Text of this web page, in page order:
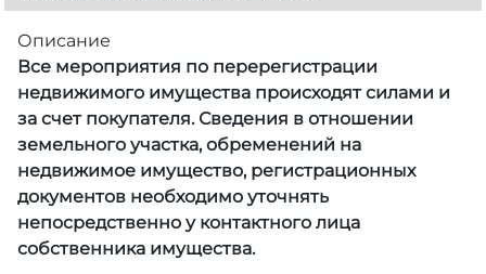
Описание
Все мероприятия по перерегистрации
недвижимого имущества происходят силами и
за счет покупателя. Сведения в отношении
земельного участка, обременений на
недвижимое имущество, регистрационных
документов необходимо уточнять
непосредственно у контактного лица
собственника имущества.